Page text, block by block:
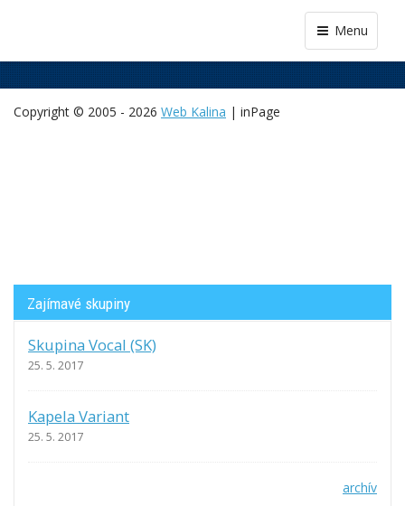
Menu
Copyright © 2005 - 2026 Web Kalina | inPage
Zajímavé skupiny
Skupina Vocal (SK)
25. 5. 2017
Kapela Variant
25. 5. 2017
archív